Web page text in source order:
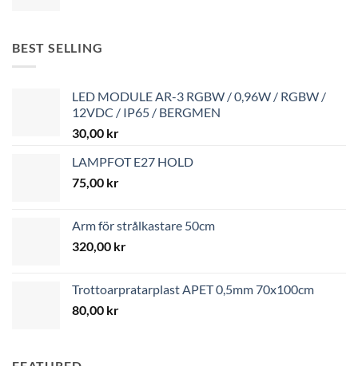
BEST SELLING
LED MODULE AR-3 RGBW / 0,96W / RGBW /
12VDC / IP65 / BERGMEN
30,00 kr
LAMPFOT E27 HOLD
75,00 kr
Arm för strålkastare 50cm
320,00 kr
Trottoarpratarplast APET 0,5mm 70x100cm
80,00 kr